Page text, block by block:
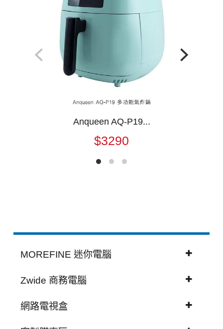
MOREFINE 迷你電腦
Zwide 商務電腦
網路電視盒
Anqueen AQ-P19...
$3290